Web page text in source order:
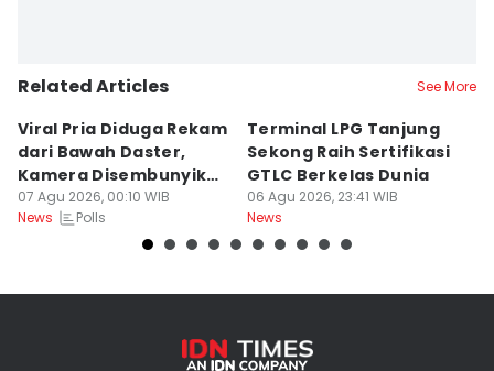
Related Articles See More
Viral Pria Diduga Rekam
dari Bawah Daster,
Kamera Disembunyikan
di Sandal
07 Agu 2026, 00:10 WIB
News
Polls
Terminal LPG Tanjung
Sekong Raih Sertifikasi
GTLC Berkelas Dunia
06 Agu 2026, 23:41 WIB
News